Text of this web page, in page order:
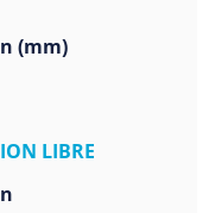
(mm)
LIBRE